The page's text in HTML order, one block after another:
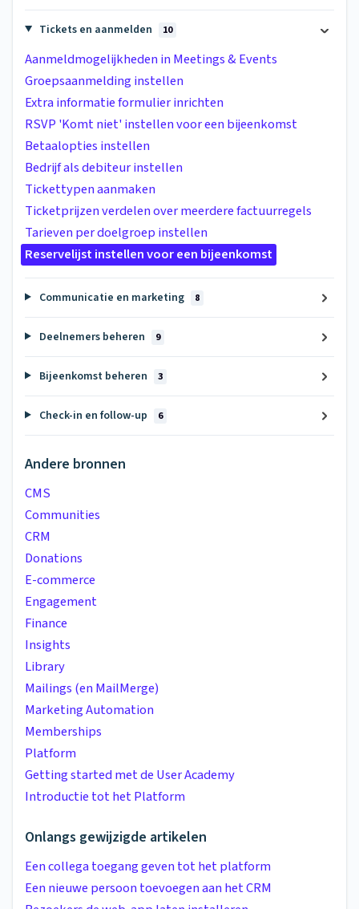
Tickets en aanmelden 10
Aanmeldmogelijkheden in Meetings & Events
Groepsaanmelding instellen
Extra informatie formulier inrichten
RSVP 'Komt niet' instellen voor een bijeenkomst
Betaalopties instellen
Bedrijf als debiteur instellen
Tickettypen aanmaken
Ticketprijzen verdelen over meerdere factuurregels
Tarieven per doelgroep instellen
Reservelijst instellen voor een bijeenkomst
Communicatie en marketing 8
Deelnemers beheren 9
Bijeenkomst beheren 3
Check-in en follow-up 6
Andere bronnen
CMS
Communities
CRM
Donations
E-commerce
Engagement
Finance
Insights
Library
Mailings (en MailMerge)
Marketing Automation
Memberships
Platform
Getting started met de User Academy
Introductie tot het Platform
Onlangs gewijzigde artikelen
Een collega toegang geven tot het platform
Een nieuwe persoon toevoegen aan het CRM